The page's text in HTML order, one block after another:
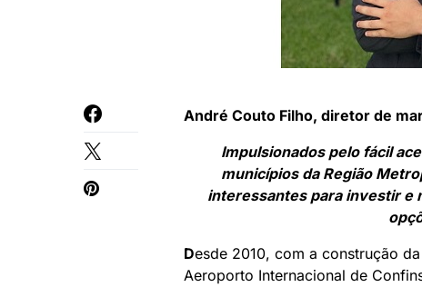
André Couto Filho, diretor de
Impulsionados pelo fácil
municípios da Região
interessantes para investir e
Desde 2010, com a construção
Aeroporto Internacional de